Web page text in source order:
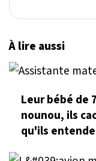
À lire aussi
Leur bébé de
nounou, ils
qu'ils